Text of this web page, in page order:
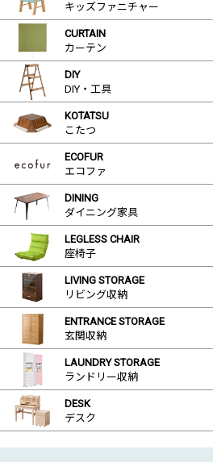
キッズファニチャー
CURTAIN
カーテン
DIY
DIY・工具
KOTATSU
こたつ
ECOFUR
エコファ
DINING
ダイニング家具
LEGLESS CHAIR
座椅子
LIVING STORAGE
リビング収納
ENTRANCE STORAGE
玄関収納
LAUNDRY STORAGE
ランドリー収納
DESK
デスク